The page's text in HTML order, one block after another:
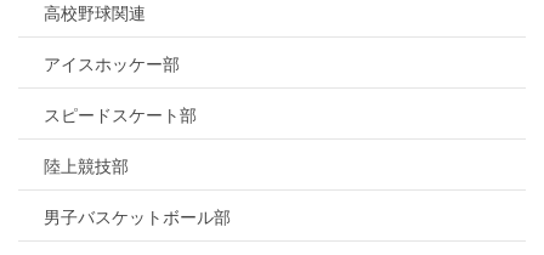
高校野球関連
アイスホッケー部
スピードスケート部
陸上競技部
男子バスケットボール部